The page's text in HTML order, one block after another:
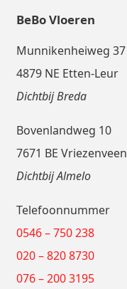
BeBo Vloeren
Munnikenheiweg 37
4879 NE Etten-Leur
Dichtbij Breda
Bovenlandweg 10
7671 BE Vriezenveen
Dichtbij Almelo
Telefoonnummer
0546 – 750 238
020 – 820 8730
076 – 200 3195